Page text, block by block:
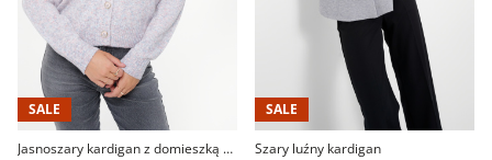
SALE
Jasnoszary kardigan z domieszką wełny
SALE
Szary luźny kardigan